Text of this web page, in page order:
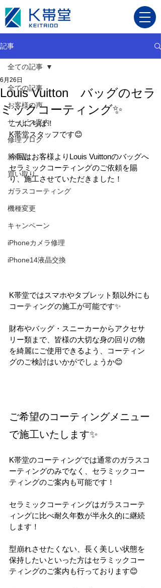
記事
全ての記事
お客様の声
サービス案内
修理ブログ
新商品
買い取り
ガラスコーティング
機種変更
キャンペーン
iPhoneカメラ修理
iPhone14液晶交換
全ての記事
Louis Vuitton バッグのセラ
ミックコーティング✨
6月26日
こんにちは！
K帯堂スタッフです😊
今回はお客様よりLouis Vuittonのバッグへ
セラミックコーティングのご依頼を賜
り、施工させていただきました！
K帯堂ではスマホやタブレット類以外にも
コーティングの施工が可能です✨
財布やバッグ・スニーカーからアクセサ
リー類まで、皆様の大切な身の回りの物
を綺麗にご使用できるよう、コーティン
グのご検討はいかがでしょうか😊
ご希望のコーティングメニュー
で施工いたします✨
K帯堂のコーティングでは通常のガラスコ
ーティングのみでなく、セラミックコー
ティングのご案内も可能です！
セラミックコーティングはガラスコーテ
ィングに比べ耐久年数が半永久的に継続
します！
型崩れさせたくない、長く美しい状態を
保持したいといった方はセラミックコー
ティングのご案内も行っております😊